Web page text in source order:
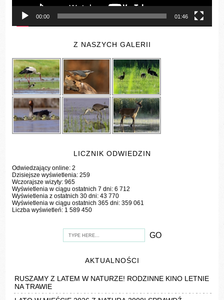
00:00 01:46
Z NASZYCH GALERII
LICZNIK ODWIEDZIN
Odwiedzający online:2
Dzisiejsze wyświetlenia:259
Wczorajsze wizyty:965
Wyświetlenia w ciągu ostatnich 7 dni:6 712
Wyświetlenia z ostatnich 30 dni:43 770
Wyświetlenia w ciągu ostatnich 365 dni:359 061
Liczba wyświetleń: 1 589 450
AKTUALNOŚCI
RUSZAMY Z LATEM W NATURZE! RODZINNE KINO LETNIE
NA TRAWIE